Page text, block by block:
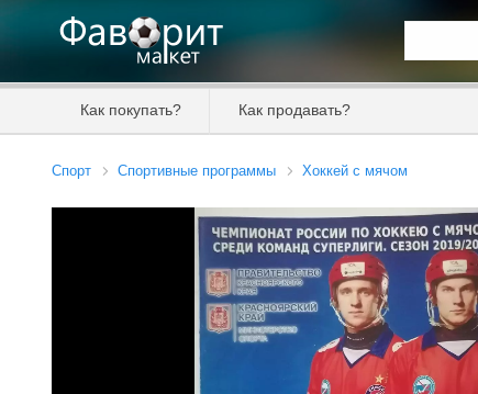
Как покупать? Как продавать?
Спорт Спортивные программы Хоккей с мячом